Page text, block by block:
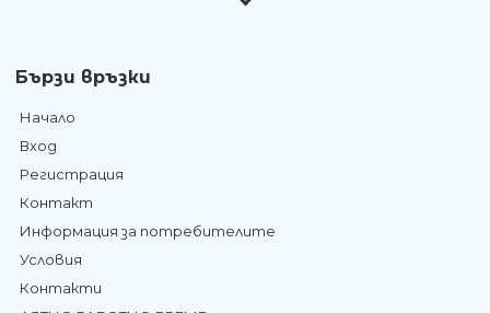
Бързи връзки
Начало
Вход
Регистрация
Контакт
Информация за потребителите
Условия
Контакти